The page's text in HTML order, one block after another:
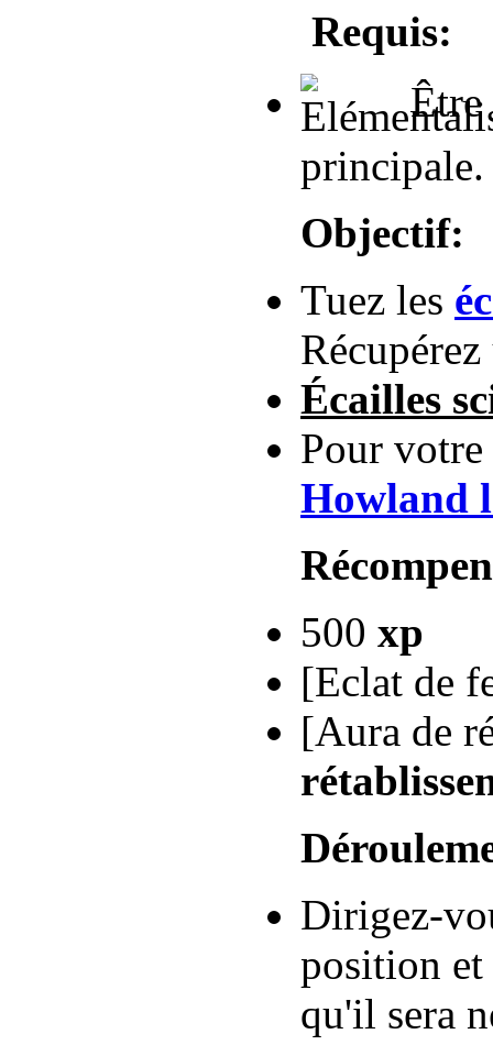
Requis:
Être
principale.
Objectif:
Tuez les
Écailles
Pour
Howland
500 xp
[Eclat de
[Aura de
Dirigez-
position
qu'il sera